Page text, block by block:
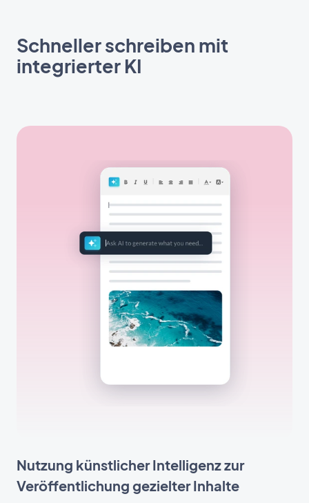
Schneller schreiben mit
integrierter KI
Nutzung künstlicher Intelligenz zur
Veröffentlichung gezielter Inhalte